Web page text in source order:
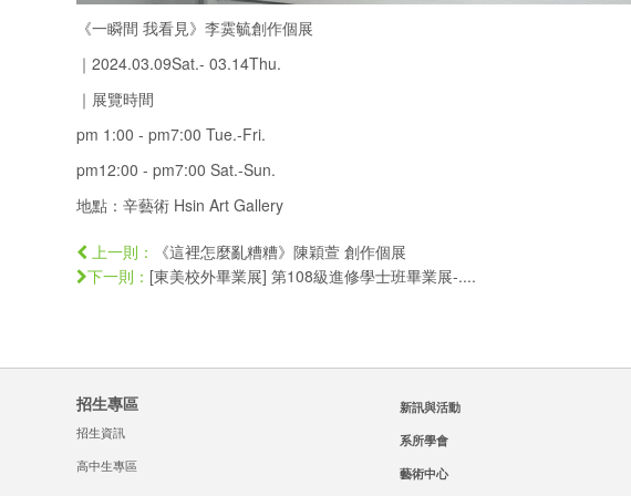
《一瞬間 我看見》李霙毓創作個展
｜2024.03.09Sat.- 03.14Thu.
｜展覽時間
pm 1:00 - pm7:00 Tue.-Fri.
pm12:00 - pm7:00 Sat.-Sun.
地點：辛藝術 Hsin Art Gallery
上一則： 《這裡怎麼亂糟糟》陳穎萱 創作個展
下一則： [東美校外畢業展] 第108級進修學士班畢業展-....
招生專區
招生資訊
高中生專區
新訊與活動
系所學會
藝術中心